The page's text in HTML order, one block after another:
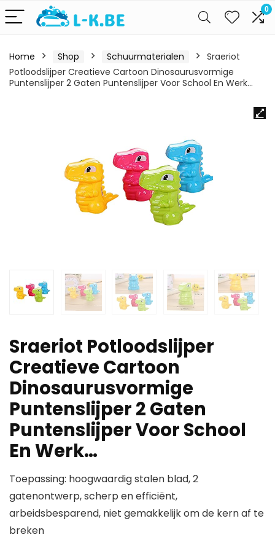
0
Home Shop Schuurmaterialen
Sraeriot
Potloodslijper Creatieve Cartoon Dinosaurusvormige
Puntenslijper 2 Gaten Puntenslijper Voor School En Werk…
Sraeriot Potloodslijper
Creatieve Cartoon
Dinosaurusvormige
Puntenslijper 2 Gaten
Puntenslijper Voor School
En Werk…
Toepassing: hoogwaardig stalen blad, 2
gatenontwerp, scherp en efficiënt,
arbeidsbesparend, niet gemakkelijk om de kern af te
breken